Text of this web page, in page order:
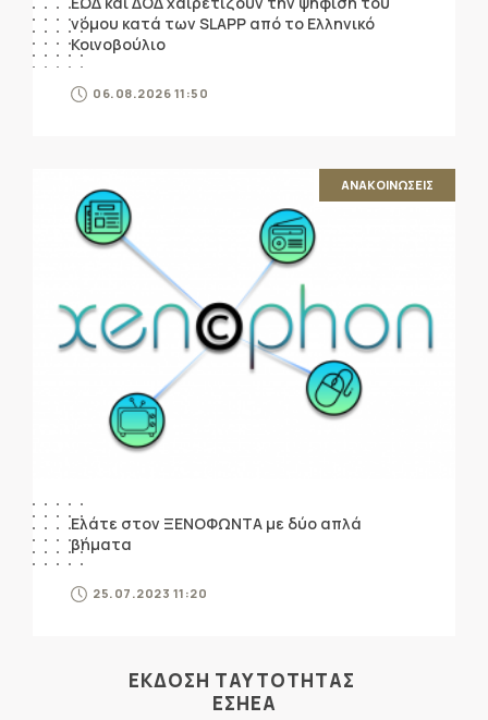
νόμου κατά των SLAPP από το Ελληνικό
Κοινοβούλιο
06.08.2026 11:50
ΑΝΑΚΟΙΝΩΣΕΙΣ
Ελάτε στον ΞΕΝΟΦΩΝΤΑ με δύο απλά
βήματα
25.07.2023 11:20
ΕΚΔΟΣΗ ΤΑΥΤΟΤΗΤΑΣ
ΕΣΗΕΑ